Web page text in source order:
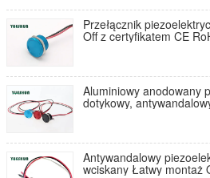
Przełącznik
Off z certyfikatem CE
Aluminiowy anodowany
dotykowy,
Antywandalowy
wciskany Łatwy montaż